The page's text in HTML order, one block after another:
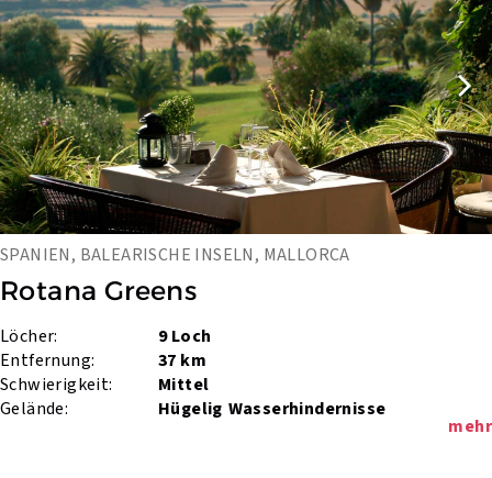
SPANIEN, BALEARISCHE INSELN, MALLORCA
Rotana Greens
Löcher:
9 Loch
Entfernung:
37 km
Schwierigkeit:
Mittel
Gelände:
Hügelig Wasserhindernisse
mehr